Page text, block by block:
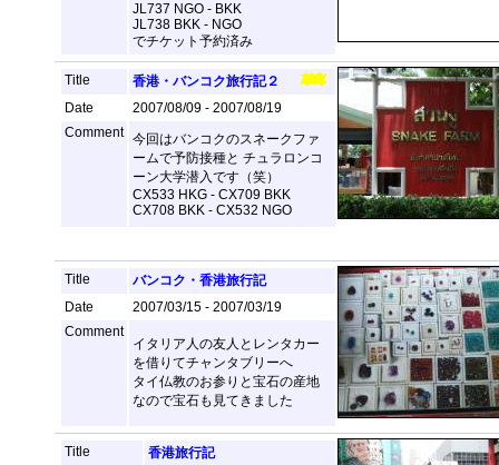
JL737 NGO - BKK
JL738 BKK - NGO
でチケット予約済み
Title
香港・バンコク旅行記２
Date
2007/08/09 - 2007/08/19
Comment
今回はバンコクのスネークファ
ームで予防接種と チュラロンコ
ーン大学潜入です（笑）
CX533 HKG - CX709 BKK
CX708 BKK - CX532 NGO
Title
バンコク・香港旅行記
Date
2007/03/15 - 2007/03/19
Comment
イタリア人の友人とレンタカー
を借りてチャンタブリーへ
タイ仏教のお参りと宝石の産地
なので宝石も見てきました
Title
香港旅行記